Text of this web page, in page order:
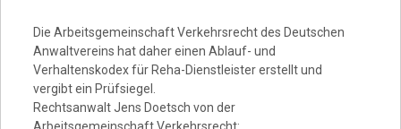
Die Arbeitsgemeinschaft Verkehrsrecht des Deutschen
Anwaltvereins hat daher einen Ablauf- und
Verhaltenskodex für Reha-Dienstleister erstellt und
vergibt ein Prüfsiegel.
Rechtsanwalt Jens Doetsch von der